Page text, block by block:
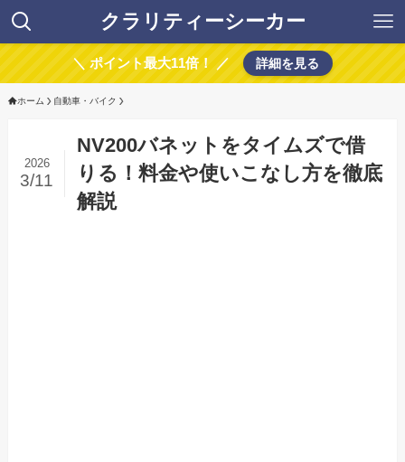
クラリティーシーカー
＼ ポイント最大11倍！ ／ 詳細を見る
ホーム 自動車・バイク
NV200バネットをタイムズで借
りる！料金や使いこなし方を徹底
解説
2026
3/11